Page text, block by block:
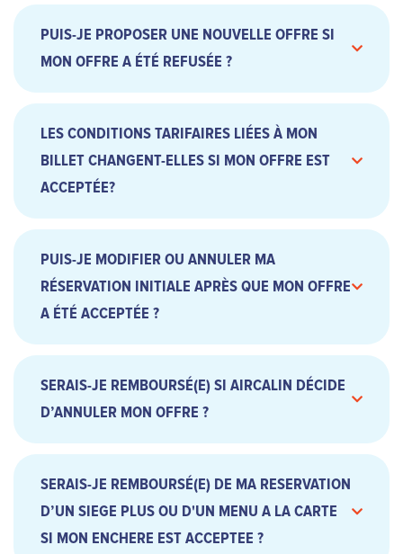
PUIS-JE PROPOSER UNE NOUVELLE OFFRE SI
MON OFFRE A ÉTÉ REFUSÉE ?
LES CONDITIONS TARIFAIRES LIÉES À MON
BILLET CHANGENT-ELLES SI MON OFFRE EST
ACCEPTÉE?
PUIS-JE MODIFIER OU ANNULER MA
RÉSERVATION INITIALE APRÈS QUE MON OFFRE
A ÉTÉ ACCEPTÉE ?
SERAIS-JE REMBOURSÉ(E) SI AIRCALIN DÉCIDE
D’ANNULER MON OFFRE ?
SERAIS-JE REMBOURSÉ(E) DE MA RESERVATION
D’UN SIEGE PLUS OU D'UN MENU A LA CARTE
SI MON ENCHERE EST ACCEPTEE ?